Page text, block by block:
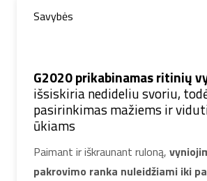
Savybės
G2020 prikabinamas ritinių
išsiskiria nedideliu svoriu,
pasirinkimas mažiems ir
ūkiams
Paimant ir iškraunant ruloną,
pakrovimo ranka nuleidžiami iki